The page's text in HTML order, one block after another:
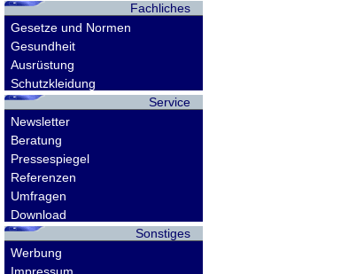
Fachliches
Gesetze und Normen
Gesundheit
Ausrüstung
Schutzkleidung
Service
Newsletter
Beratung
Pressespiegel
Referenzen
Umfragen
Download
Sonstiges
Werbung